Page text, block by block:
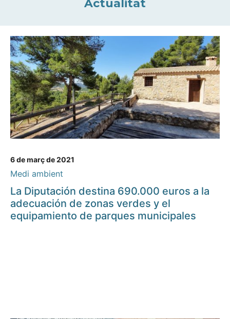
Actualitat
6 de març de 2021
Medi ambient
La Diputación destina 690.000 euros a la
adecuación de zonas verdes y el
equipamiento de parques municipales